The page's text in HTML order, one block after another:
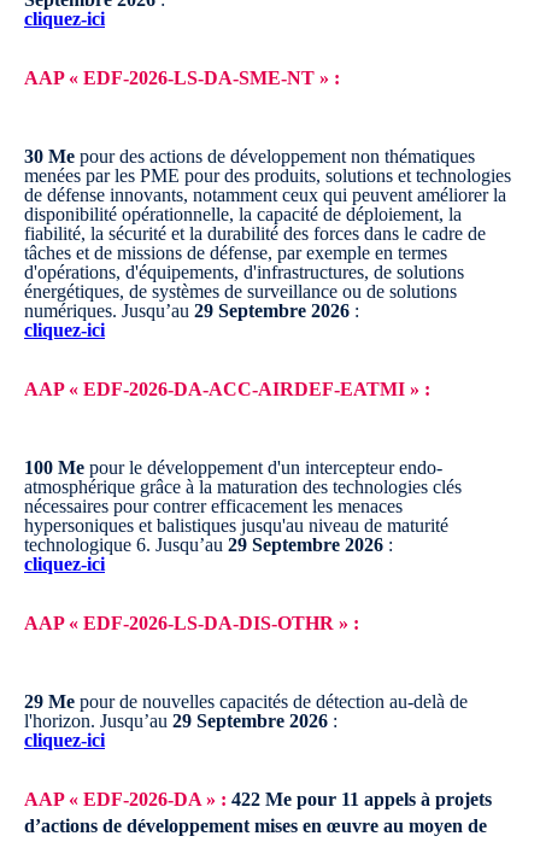
cliquez-ici
AAP « EDF-2026-LS-DA-SME-NT » :
30 Me pour des actions de développement non thématiques
menées par les PME pour des produits, solutions et technologies
de défense innovants, notamment ceux qui peuvent améliorer la
disponibilité opérationnelle, la capacité de déploiement, la
fiabilité, la sécurité et la durabilité des forces dans le cadre de
tâches et de missions de défense, par exemple en termes
d'opérations, d'équipements, d'infrastructures, de solutions
énergétiques, de systèmes de surveillance ou de solutions
numériques. Jusqu’au 29 Septembre 2026 :
cliquez-ici
AAP « EDF-2026-DA-ACC-AIRDEF-EATMI » :
100 Me pour le développement d'un intercepteur endo-
atmosphérique grâce à la maturation des technologies clés
nécessaires pour contrer efficacement les menaces
hypersoniques et balistiques jusqu'au niveau de maturité
technologique 6. Jusqu’au 29 Septembre 2026 :
cliquez-ici
AAP « EDF-2026-LS-DA-DIS-OTHR » :
29 Me pour de nouvelles capacités de détection au-delà de
l'horizon. Jusqu’au 29 Septembre 2026 :
cliquez-ici
AAP « EDF-2026-DA » : 422 Me pour 11 appels à projets
d’actions de développement mises en œuvre au moyen de